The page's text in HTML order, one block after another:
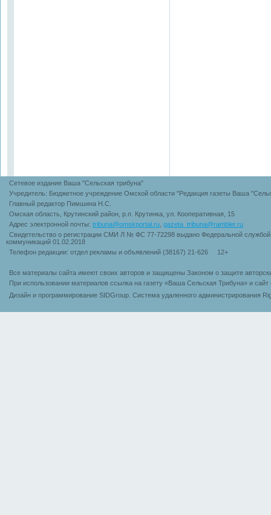
Сетевое издание Ваша "Сельская трибуна"
Учредитель: Бюджетное учреждение Омской области "Редакция газеты Ваша
Главный редактор Пимшина Н.С.
Омская область, Крутинский район, р.п. Крутинка, ул. Кооперативная, 15
Адрес электронной почты: tribuna@omskportal.ru gazeta_tribuna@rambler.ru
Свидетельство о регистрации СМИ Л № ФС 77-72298 выдано Федеральной
коммуникаций 01.02.2018
Телефон редакции: отдел рекламы и объявлений (38167) 21-626 12+
Все материалы сайта имеют своих авторов и защищены Законом о защите
При использовании материалов ссылка на газету «Ваша Сельская Трибуна» и сайт
Дизайн и программирование SIDGroup. Cистема удаленного администрирования